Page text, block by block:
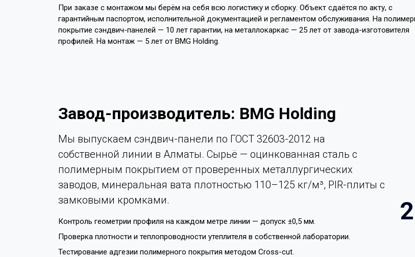
При заказе с монтажом мы берём на себя всю логистику и сборку. Объект сдаётся по акту, с
гарантийным паспортом, исполнительной документацией и регламентом обслуживания. На
покрытие сэндвич-панелей — 10 лет гарантии, на металлокаркас — 25 лет от завода-изготовителя
профилей. На монтаж — 5 лет от BMG Holding.
Завод-производитель: BMG Holding
Мы выпускаем сэндвич-панели по ГОСТ 32603-2012 на
собственной линии в Алматы. Сырьё — оцинкованная сталь с
полимерным покрытием от проверенных металлургических
заводов, минеральная вата плотностью 110–125 кг/м³, PIR-плиты с
замковыми кромками.
Контроль геометрии профиля на каждом метре линии — допуск ±0,5 мм.
Проверка плотности и теплопроводности утеплителя в собственной лаборатории.
Тестирование адгезии полимерного покрытия методом Cross-cut.